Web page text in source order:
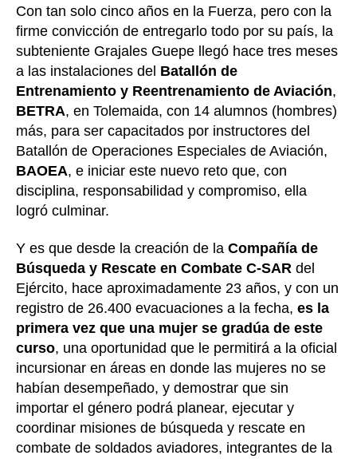
Con tan solo cinco años en la Fuerza, pero con la
firme convicción de entregarlo todo por su país, la
subteniente Grajales Guepe llegó hace tres meses
a las instalaciones del Batallón de
Entrenamiento y Reentrenamiento de Aviación,
BETRA, en Tolemaida, con 14 alumnos (hombres)
más, para ser capacitados por instructores del
Batallón de Operaciones Especiales de Aviación,
BAOEA, e iniciar este nuevo reto que, con
disciplina, responsabilidad y compromiso, ella
logró culminar.
Y es que desde la creación de la Compañía de
Búsqueda y Rescate en Combate C-SAR del
Ejército, hace aproximadamente 23 años, y con un
registro de 26.400 evacuaciones a la fecha, es la
primera vez que una mujer se gradúa de este
curso, una oportunidad que le permitirá a la oficial
incursionar en áreas en donde las mujeres no se
habían desempeñado, y demostrar que sin
importar el género podrá planear, ejecutar y
coordinar misiones de búsqueda y rescate en
combate de soldados aviadores, integrantes de la